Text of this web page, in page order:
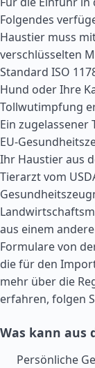
Folgendes
Haustier muss
verschlüsselten
Standard ISO
Hund oder Ihre
Tollwutimpfung
Ein zugelassener
EU-
Ihr Haustier aus
Tierarzt vom
aus einem
Formulare von
die für den
mehr über die
erfahren, folgen
Was kann aus
Persönliche